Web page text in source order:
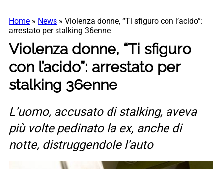
Home » News » Violenza donne, “Ti sfiguro con l’acido”:
arrestato per stalking 36enne
Violenza donne, “Ti sfiguro
con l’acido”: arrestato per
stalking 36enne
L’uomo, accusato di stalking, aveva
più volte pedinato la ex, anche di
notte, distruggendole l’auto